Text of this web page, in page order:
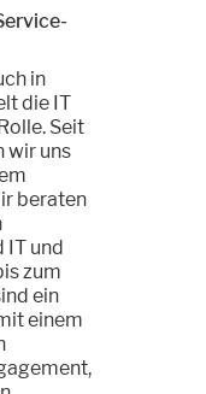
in
die IT
Seit
wir uns
beraten
IT und
zum
ein
einem